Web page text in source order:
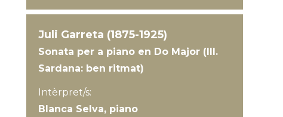
Juli Garreta (1875-1925)
Sonata per a piano en Do Major (III.
Sardana: ben ritmat)
Intèrpret/s:
Blanca Selva, piano